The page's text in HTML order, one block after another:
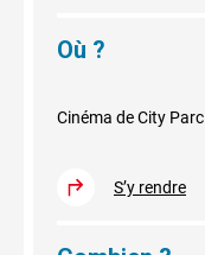
Où ?
Cinéma de City Parc
S’y rendre